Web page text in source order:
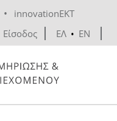
•
innovationEKT
Είσοδος
ΕΛ • EN